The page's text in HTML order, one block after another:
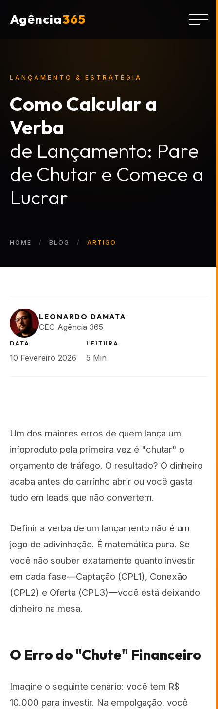
Agência365
LANÇAMENTO & ESTRATÉGIA
Como Calcular a
Verba
de Lançamento: Pare
de Chutar e Comece a
Lucrar
HOME BLOG ARTIGO
LEONARDO DAMATA
CEO Agência 365
DATA
10 Fevereiro 2026
LEITURA
5 Min
Um dos maiores erros de quem lança um
infoproduto pela primeira vez é "chutar" o
orçamento de tráfego. O resultado? O dinheiro
acaba antes do carrinho abrir ou você gasta
tudo em leads que não convertem.
Definir a verba de um lançamento não é um
jogo de adivinhação. É matemática pura. Se
você não souber exatamente quanto investir
em cada fase—Captação (CPL1), Conexão
(CPL2) e Oferta (CPL3)—você está deixando
dinheiro na mesa.
O Erro do "Chute" Financeiro
Imagine o seguinte cenário: você tem R$
10.000 para investir. Na empolgação, você